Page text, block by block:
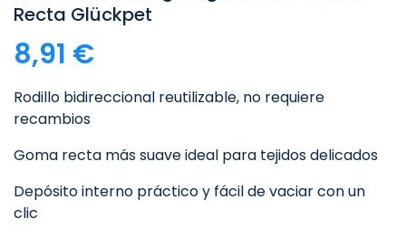
Recta Glückpet
8,91 €
Rodillo bidireccional reutilizable, no requiere
recambios
Goma recta más suave ideal para tejidos delicados
Depósito interno práctico y fácil de vaciar con un
clic